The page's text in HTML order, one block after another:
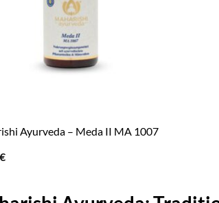
Ayurveda – Meda II MA 1007
€